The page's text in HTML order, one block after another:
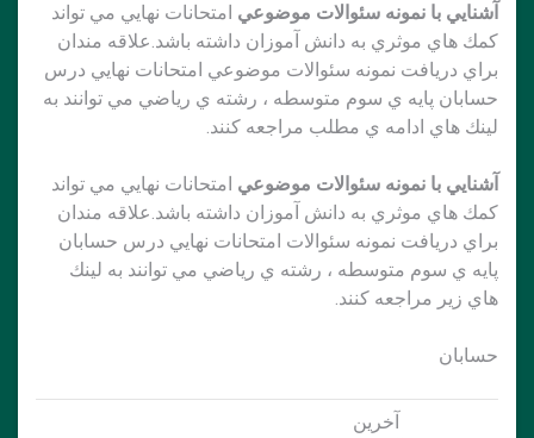
آشنايي با نمونه سئوالات موضوعي امتحانات نهايي مي تواند
كمك هاي موثري به دانش آموزان داشته باشد.علاقه مندان
براي دريافت نمونه سئوالات موضوعي امتحانات نهايي درس
حسابان پايه ي سوم متوسطه ، رشته ي رياضي مي توانند به
لينك هاي ادامه ي مطلب مراجعه كنند.
آشنايي با نمونه سئوالات موضوعي امتحانات نهايي مي تواند
كمك هاي موثري به دانش آموزان داشته باشد.علاقه مندان
براي دريافت نمونه سئوالات امتحانات نهايي درس حسابان
پايه ي سوم متوسطه ، رشته ي رياضي مي توانند به لينك
هاي زير مراجعه كنند.
حسابان
آخرين